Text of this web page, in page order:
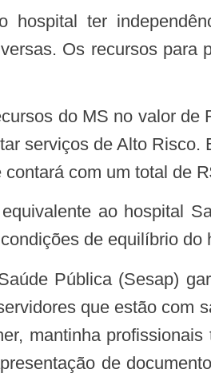
Os recursos
serviços de Alto
com um total de
de equilíbrio
que estão com
mantinha
de